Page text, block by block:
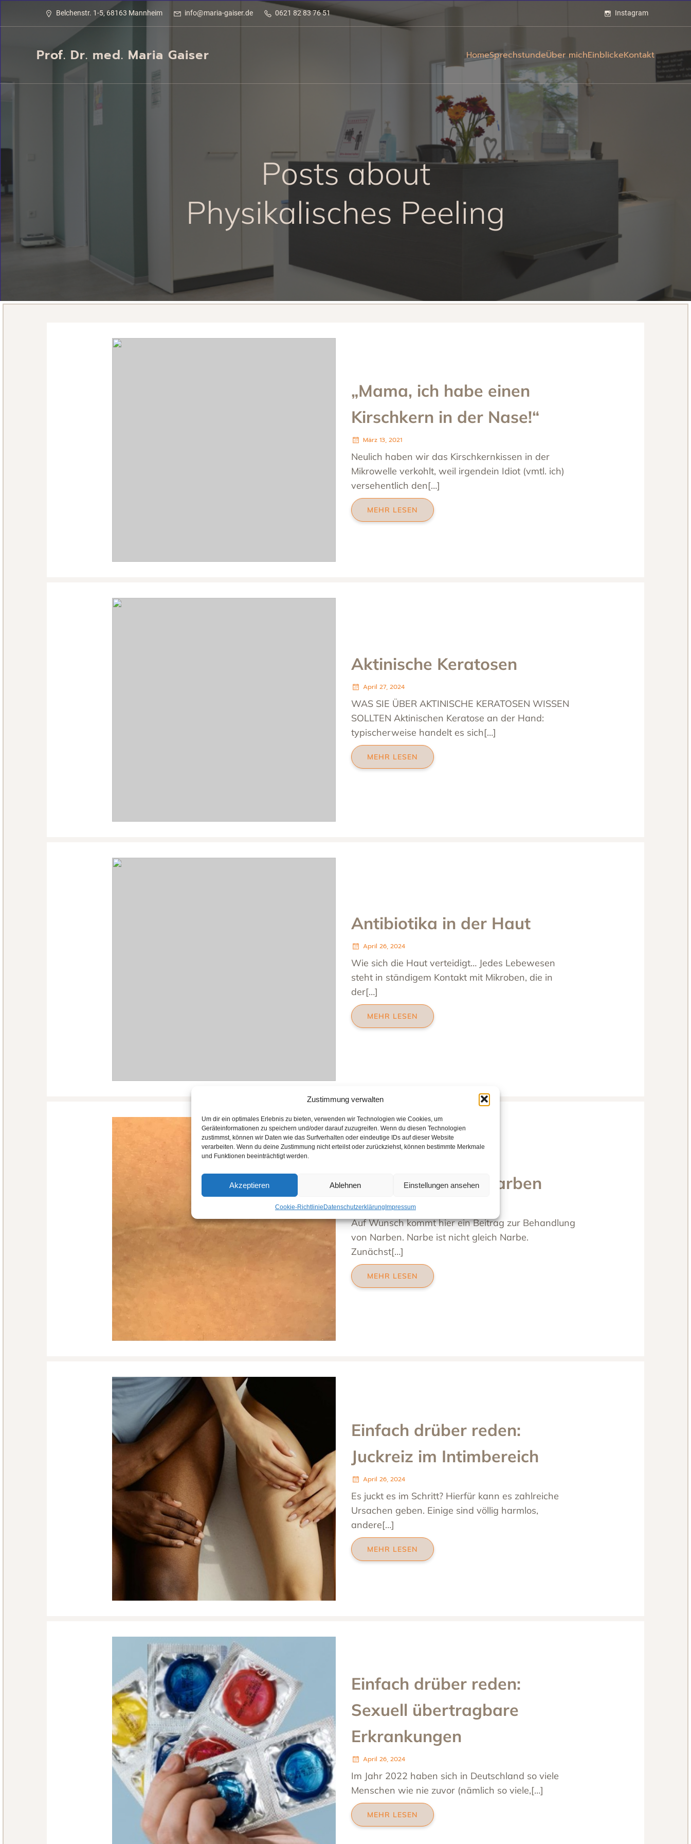
Zustimmung verwalten
Um dir ein optimales Erlebnis zu bieten, verwenden wir Technologien wie Cookies, um
Geräteinformationen zu speichern und/oder darauf zuzugreifen. Wenn du diesen Technologien
zustimmst, können wir Daten wie das Surfverhalten oder eindeutige IDs auf dieser Website
verarbeiten. Wenn du deine Zustimmung nicht erteilst oder zurückziehst, können bestimmte Merkmale
und Funktionen beeinträchtigt werden.
Akzeptieren Ablehnen Einstellungen ansehen
Cookie-Richtlinie Datenschutzerklärung Impressum
Belchenstr. 1-5, 68163 Mannheim info@maria-gaiser.de 0621 82 83 76 51 Instagram
Prof. Dr. med. Maria Gaiser HomeSprechstundeÜber michEinblickeKontakt
Posts about
Physikalisches Peeling
„Mama, ich habe einen
Kirschkern in der Nase!“
März 13, 2021
Neulich haben wir das Kirschkernkissen in der
Mikrowelle verkohlt, weil irgendein Idiot (vmtl. ich)
versehentlich den[…]
MEHR LESEN
Aktinische Keratosen
April 27, 2024
WAS SIE ÜBER AKTINISCHE KERATOSEN WISSEN
SOLLTEN Aktinischen Keratose an der Hand:
typischerweise handelt es sich[…]
MEHR LESEN
Antibiotika in der Haut
April 26, 2024
Wie sich die Haut verteidigt… Jedes Lebewesen
steht in ständigem Kontakt mit Mikroben, die in
der[…]
MEHR LESEN
Behandlung von Narben
März 15, 2021
Auf Wunsch kommt hier ein Beitrag zur Behandlung
von Narben. Narbe ist nicht gleich Narbe.
Zunächst[…]
MEHR LESEN
Einfach drüber reden:
Juckreiz im Intimbereich
April 26, 2024
Es juckt es im Schritt? Hierfür kann es zahlreiche
Ursachen geben. Einige sind völlig harmlos,
andere[…]
MEHR LESEN
Einfach drüber reden:
Sexuell übertragbare
Erkrankungen
April 26, 2024
Im Jahr 2022 haben sich in Deutschland so viele
Menschen wie nie zuvor (nämlich so viele,[…]
MEHR LESEN